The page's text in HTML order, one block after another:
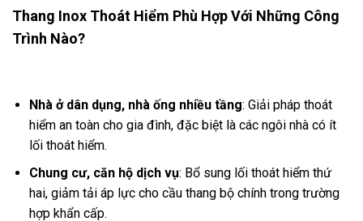
Thang Inox Thoát Hiểm Phù Hợp Với Những Công
Trình Nào?
Nhà ở dân dụng, nhà ống nhiều tầng: Giải pháp thoát
hiểm an toàn cho gia đình, đặc biệt là các ngôi nhà có ít
lối thoát hiểm.
Chung cư, căn hộ dịch vụ: Bổ sung lối thoát hiểm thứ
hai, giảm tải áp lực cho cầu thang bộ chính trong trường
hợp khẩn cấp.